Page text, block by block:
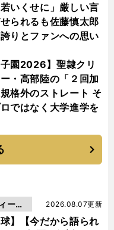
若いくせに」厳しい言
られるも佐藤慎太郎
りとファンへの思い
子園2026】聖隷クリ
・高部陸の「２回加
格外のストレート そ
ではなく大学進学を
球】【今だから語られ
2026.08.07更新
ーバ